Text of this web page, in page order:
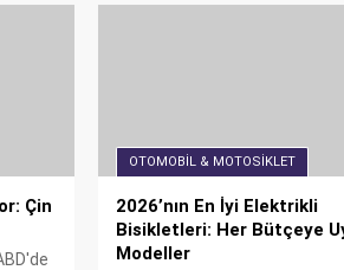
Toyota'nın kriz anı ve Corolla
Çin
OTOMOBIL & MOTOSIKLET
2026’nın En İyi Elektrikli
Bisikletleri: Her Bütçeye
Modeller